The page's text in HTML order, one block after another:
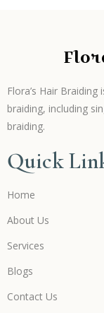
Flora’s Hair
braiding, including
braiding.
Quick
Home
About Us
Services
Blogs
Contact Us